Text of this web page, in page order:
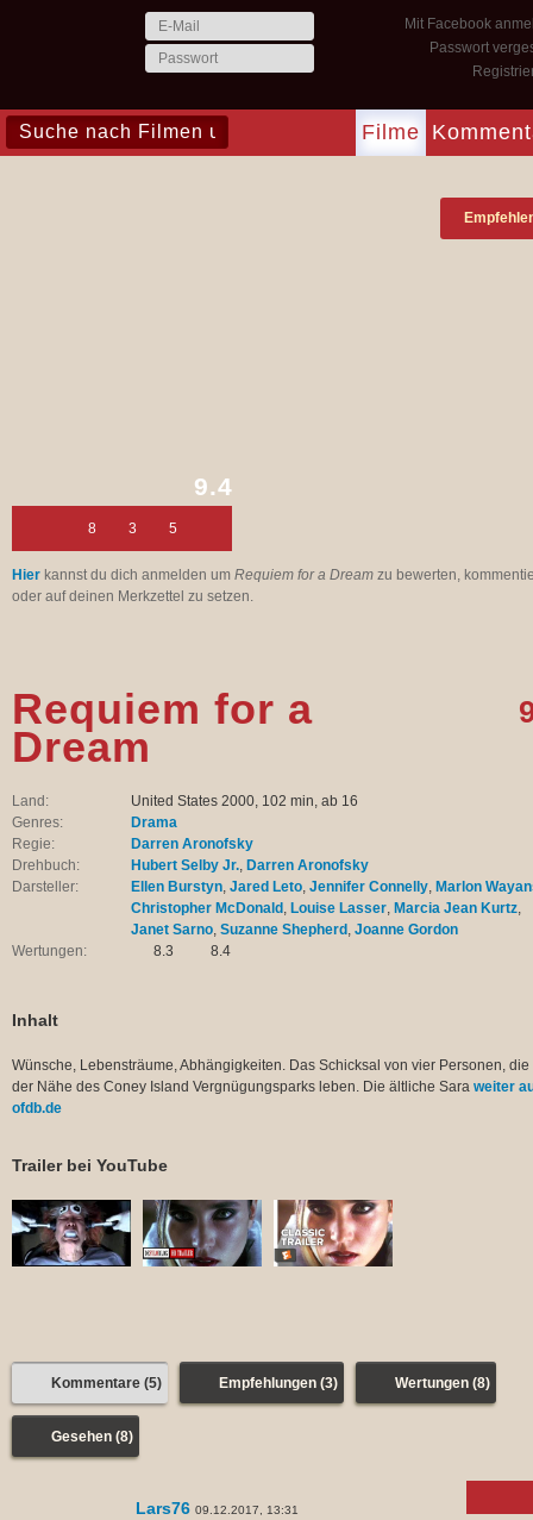
Mit Facebook
Passwort
Filme
9.4
8 3 5
Hier kannst du dich anmelden um Requiem for a Dream zu bewerten,
oder auf deinen Merkzettel zu setzen.
Requiem for a
Dream
Land:
United States 2000, 102 min, ab 16
Genres:
Drama
Regie:
Darren Aronofsky
Drehbuch:
Hubert Selby Jr., Darren Aronofsky
Darsteller:
Ellen Burstyn, Jared Leto, Jennifer Connelly, Marlon
Christopher McDonald , Louise Lasser, Marcia Jean Kurtz,
Janet Sarno, Suzanne Shepherd , Joanne Gordon
Wertungen:
8.3 8.4
Inhalt
Wünsche, Lebensträume, Abhängigkeiten. Das Schicksal von vier Personen, die
der Nähe des Coney Island Vergnügungsparks leben. Die ältliche Sara weiter
ofdb.de
Trailer bei YouTube
Kommentare (5) Empfehlungen (3) Wertungen (8)
Gesehen (8)
Lars76 09.12.2017, 13:31